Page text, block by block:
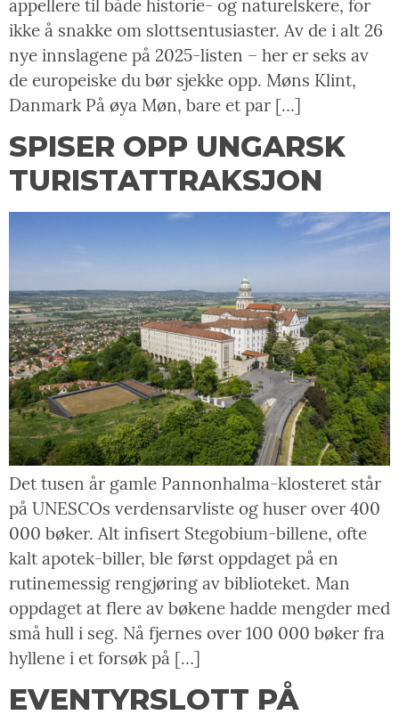
appellere til både historie- og naturelskere, for
ikke å snakke om slottsentusiaster. Av de i alt 26
nye innslagene på 2025-listen – her er seks av
de europeiske du bør sjekke opp. Møns Klint,
Danmark På øya Møn, bare et par […]
SPISER OPP UNGARSK
TURISTATTRAKSJON
Det tusen år gamle Pannonhalma-klosteret står
på UNESCOs verdensarvliste og huser over 400
000 bøker. Alt infisert Stegobium-billene, ofte
kalt apotek-biller, ble først oppdaget på en
rutinemessig rengjøring av biblioteket. Man
oppdaget at flere av bøkene hadde mengder med
små hull i seg. Nå fjernes over 100 000 bøker fra
hyllene i et forsøk på […]
EVENTYRSLOTT PÅ